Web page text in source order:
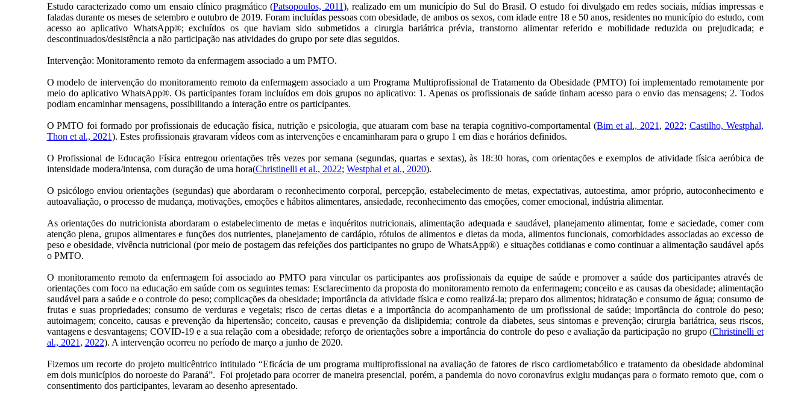
Estudo caracterizado como um ensaio clínico pragmático (Patsopoulos, 2011), realizado em um município do Sul do Brasil. O estudo foi divulgado em redes sociais, mídias impressas e
faladas durante os meses de setembro e outubro de 2019. Foram incluídas pessoas com obesidade, de ambos os sexos, com idade entre 18 e 50 anos, residentes no município do estudo, com
acesso ao aplicativo WhatsApp®; excluídos os que haviam sido submetidos a cirurgia bariátrica prévia, transtorno alimentar referido e mobilidade reduzida ou prejudicada; e
descontinuados/desistência a não participação nas atividades do grupo por sete dias seguidos.
Intervenção: Monitoramento remoto da enfermagem associado a um PMTO.
O modelo de intervenção do monitoramento remoto da enfermagem associado a um Programa Multiprofissional de Tratamento da Obesidade (PMTO) foi implementado remotamente por
meio do aplicativo WhatsApp®. Os participantes foram incluídos em dois grupos no aplicativo: 1. Apenas os profissionais de saúde tinham acesso para o envio das mensagens; 2. Todos
podiam encaminhar mensagens, possibilitando a interação entre os participantes.
O PMTO foi formado por profissionais de educação física, nutrição e psicologia, que atuaram com base na terapia cognitivo-comportamental (Bim et al., 2021 , 2022; Castilho, Westphal,
Thon et al., 2021). Estes profissionais gravaram vídeos com as intervenções e encaminharam para o grupo 1 em dias e horários definidos.
O Profissional de Educação Física entregou orientações três vezes por semana (segundas, quartas e sextas), às 18:30 horas, com orientações e exemplos de atividade física aeróbica de
intensidade modera/intensa, com duração de uma hora(Christinelli et al., 2022; Westphal et al., 2020).
O psicólogo enviou orientações (segundas) que abordaram o reconhecimento corporal, percepção, estabelecimento de metas, expectativas, autoestima, amor próprio, autoconhecimento e
autoavaliação, o processo de mudança, motivações, emoções e hábitos alimentares, ansiedade, reconhecimento das emoções, comer emocional, indústria alimentar.
As orientações do nutricionista abordaram o estabelecimento de metas e inquéritos nutricionais, alimentação adequada e saudável, planejamento alimentar, fome e saciedade, comer com
atenção plena, grupos alimentares e funções dos nutrientes, planejamento de cardápio, rótulos de alimentos e dietas da moda, alimentos funcionais, comorbidades associadas ao excesso de
peso e obesidade, vivência nutricional (por meio de postagem das refeições dos participantes no grupo de WhatsApp®) e situações cotidianas e como continuar a alimentação saudável após
o PMTO.
O monitoramento remoto da enfermagem foi associado ao PMTO para vincular os participantes aos profissionais da equipe de saúde e promover a saúde dos participantes através de
orientações com foco na educação em saúde com os seguintes temas: Esclarecimento da proposta do monitoramento remoto da enfermagem; conceito e as causas da obesidade; alimentação
saudável para a saúde e o controle do peso; complicações da obesidade; importância da atividade física e como realizá-la; preparo dos alimentos; hidratação e consumo de água; consumo de
frutas e suas propriedades; consumo de verduras e vegetais; risco de certas dietas e a importância do acompanhamento de um profissional de saúde; importância do controle do peso;
autoimagem; conceito, causas e prevenção da hipertensão; conceito, causas e prevenção da dislipidemia; controle da diabetes, seus sintomas e prevenção; cirurgia bariátrica, seus riscos,
vantagens e desvantagens; COVID-19 e a sua relação com a obesidade; reforço de orientações sobre a importância do controle do peso e avaliação da participação no grupo (Christinelli et
al., 2021 , 2022). A intervenção ocorreu no período de março a junho de 2020.
Fizemos um recorte do projeto multicêntrico intitulado “Eficácia de um programa multiprofissional na avaliação de fatores de risco cardiometabólico e tratamento da obesidade abdominal
em dois municípios do noroeste do Paraná”. Foi projetado para ocorrer de maneira presencial, porém, a pandemia do novo coronavírus exigiu mudanças para o formato remoto que, com o
consentimento dos participantes, levaram ao desenho apresentado.